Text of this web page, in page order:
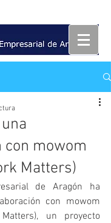
con mowom
Matters)
de Aragón ha
con mowom
Matters), un proyecto